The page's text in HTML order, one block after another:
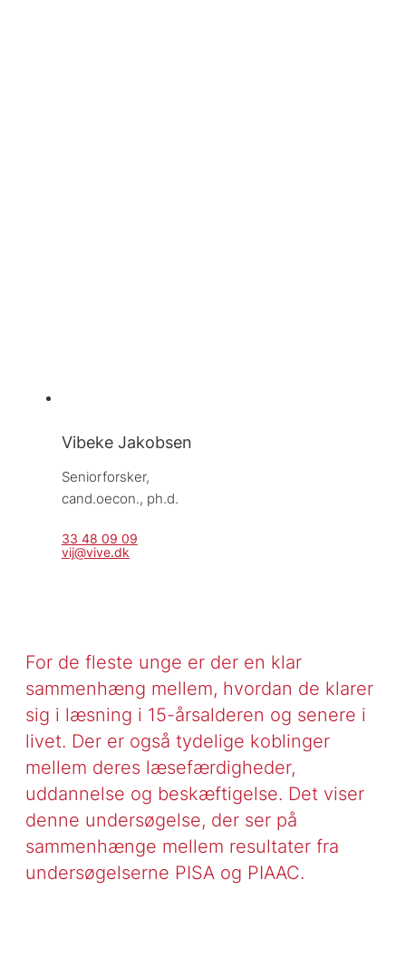
Vibeke Jakobsen
Seniorforsker,
cand.oecon., ph.d.
33 48 09 09
vij@vive.dk
For de fleste unge er der en klar
sammenhæng mellem, hvordan de klarer
sig i læsning i 15-årsalderen og senere i
livet. Der er også tydelige koblinger
mellem deres læsefærdigheder,
uddannelse og beskæftigelse. Det viser
denne undersøgelse, der ser på
sammenhænge mellem resultater fra
undersøgelserne PISA og PIAAC.